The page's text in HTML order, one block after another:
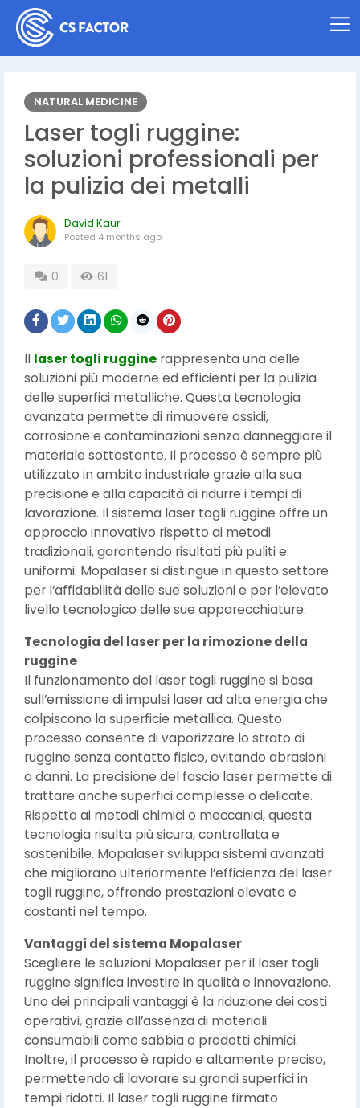
NATURAL MEDICINE
Laser togli ruggine:
soluzioni professionali per
la pulizia dei metalli
David Kaur
Posted 4 months ago
0 61
Il laser togli ruggine rappresenta una delle
soluzioni più moderne ed efficienti per la pulizia
delle superfici metalliche. Questa tecnologia
avanzata permette di rimuovere ossidi,
corrosione e contaminazioni senza danneggiare il
materiale sottostante. Il processo è sempre più
utilizzato in ambito industriale grazie alla sua
precisione e alla capacità di ridurre i tempi di
lavorazione. Il sistema laser togli ruggine offre un
approccio innovativo rispetto ai metodi
tradizionali, garantendo risultati più puliti e
uniformi. Mopalaser si distingue in questo settore
per l’affidabilità delle sue soluzioni e per l’elevato
livello tecnologico delle sue apparecchiature.
Tecnologia del laser per la rimozione della
ruggine
Il funzionamento del laser togli ruggine si basa
sull’emissione di impulsi laser ad alta energia che
colpiscono la superficie metallica. Questo
processo consente di vaporizzare lo strato di
ruggine senza contatto fisico, evitando abrasioni
o danni. La precisione del fascio laser permette di
trattare anche superfici complesse o delicate.
Rispetto ai metodi chimici o meccanici, questa
tecnologia risulta più sicura, controllata e
sostenibile. Mopalaser sviluppa sistemi avanzati
che migliorano ulteriormente l’efficienza del laser
togli ruggine, offrendo prestazioni elevate e
costanti nel tempo.
Vantaggi del sistema Mopalaser
Scegliere le soluzioni Mopalaser per il laser togli
ruggine significa investire in qualità e innovazione.
Uno dei principali vantaggi è la riduzione dei costi
operativi, grazie all’assenza di materiali
consumabili come sabbia o prodotti chimici.
Inoltre, il processo è rapido e altamente preciso,
permettendo di lavorare su grandi superfici in
tempi ridotti. Il laser togli ruggine firmato